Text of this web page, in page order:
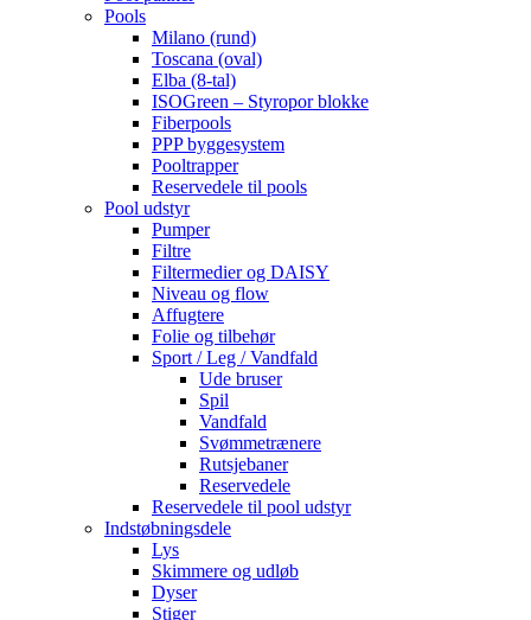
Pools
Milano (rund)
Toscana (oval)
Elba (8-tal)
ISOGreen – Styropor blokke
Fiberpools
PPP byggesystem
Pooltrapper
Reservedele til pools
Pool udstyr
Pumper
Filtre
Filtermedier og DAISY
Niveau og flow
Affugtere
Folie og tilbehør
Sport / Leg / Vandfald
Ude bruser
Spil
Vandfald
Svømmetrænere
Rutsjebaner
Reservedele
Reservedele til pool udstyr
Indstøbningsdele
Lys
Skimmere og udløb
Dyser
Stiger